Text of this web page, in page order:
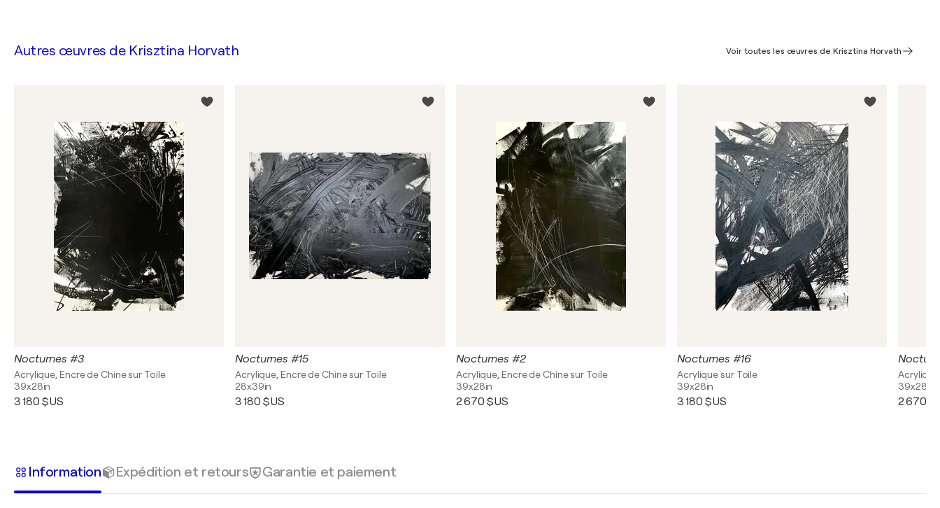
Autres œuvres de Krisztina Horvath Voir toutes les œuvres de Krisztina Horvath
Nocturnes #3
Acrylique, Encre de Chine sur Toile
39x28in
3 180 $US
Nocturnes #15
Acrylique, Encre de Chine sur Toile
28x39in
3 180 $US
Nocturnes #2
Acrylique, Encre de Chine sur Toile
39x28in
2 670 $US
Nocturnes #16
Acrylique sur Toile
39x28in
3 180 $US
39x28in
2 670
Information Expédition et retours Garantie et paiement